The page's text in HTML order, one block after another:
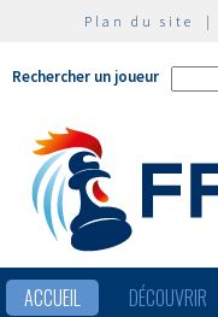
Plan du site |
Rechercher un joueur
ACCUEIL DÉCOUVRIR